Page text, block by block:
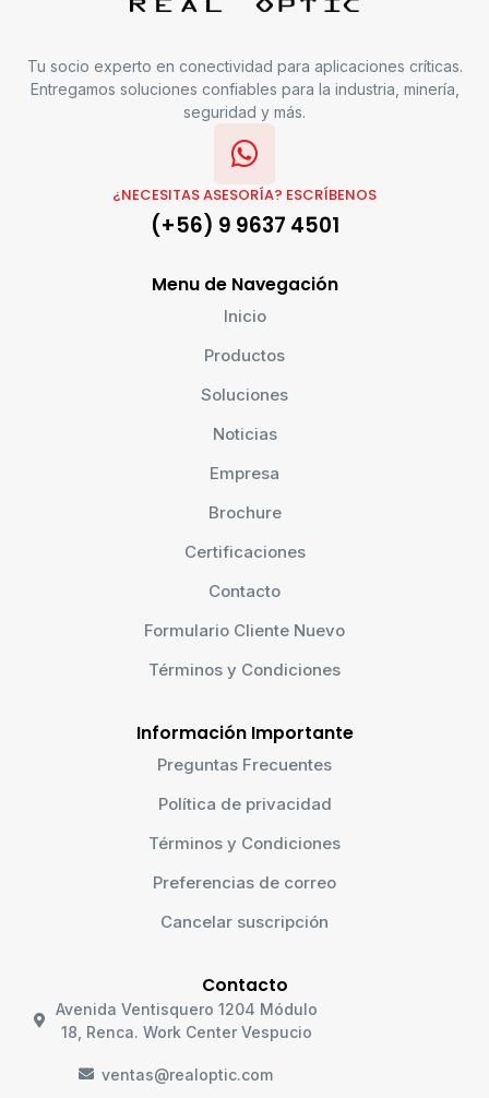
Tu socio experto en conectividad para aplicaciones críticas.
Entregamos soluciones confiables para la industria, minería,
seguridad y más.
¿NECESITAS ASESORÍA? ESCRÍBENOS
(+56) 9 9637 4501
Menu de Navegación
Inicio
Productos
Soluciones
Noticias
Empresa
Brochure
Certificaciones
Contacto
Formulario Cliente Nuevo
Términos y Condiciones
Información Importante
Preguntas Frecuentes
Política de privacidad
Términos y Condiciones
Preferencias de correo
Cancelar suscripción
Contacto
Avenida Ventisquero 1204 Módulo
18, Renca. Work Center Vespucio
ventas@realoptic.com